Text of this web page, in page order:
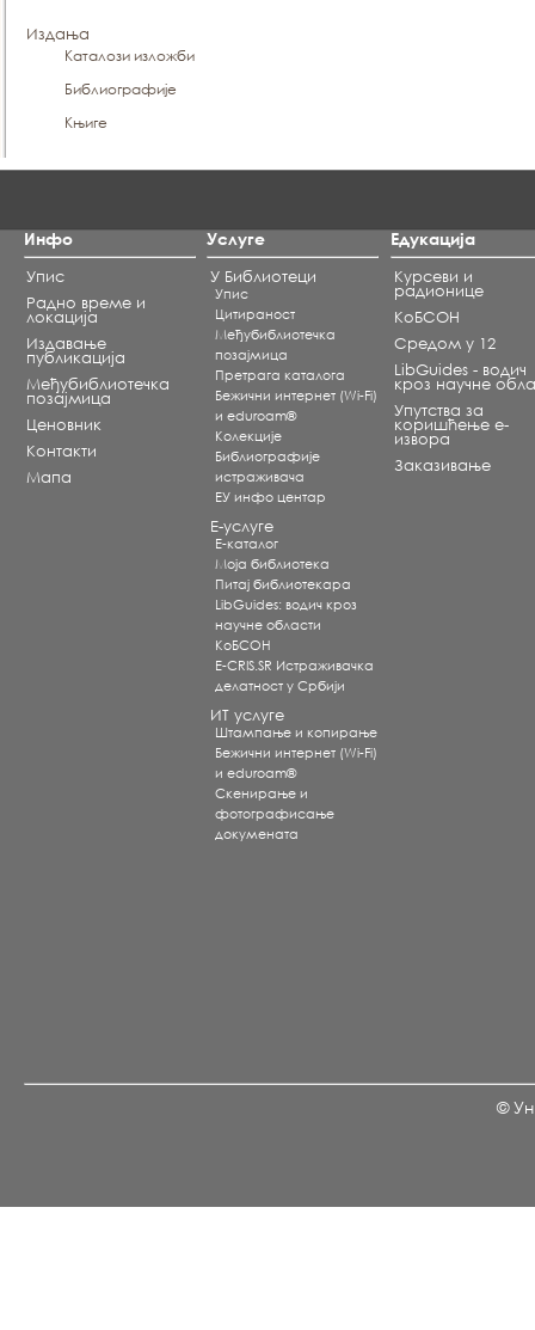
Издања
Каталози изложби
Библиографије
Књиге
Инфо
Упис
Радно време и
локација
Издавање
публикација
Међубиблиотечка
позајмица
Ценовник
Контакти
Мапа
Услуге
У Библиотеци
Упис
Цитираност
Међубиблиотечка
позајмица
Претрага каталога
Бежични интернет (Wi-Fi)
и eduroam®
Koлекције
Библиографије
истраживача
ЕУ инфо центар
Е-услуге
Е-каталог
Моја библиотека
Питај библиотекара
LibGuides: водич кроз
научне области
КоБСОН
E-CRIS.SR Истраживачка
делатност у Србији
ИТ услуге
Штампање и копирање
Бежични интернет (Wi-Fi)
и eduroam®
Скенирање и
фотографисање
докумената
Едукација
Курсеви и
радионице
КоБСОН
Средом у 12
LibGuides - водич
кроз научне
Упутства за
коришћење е-
извора
Заказивање
©